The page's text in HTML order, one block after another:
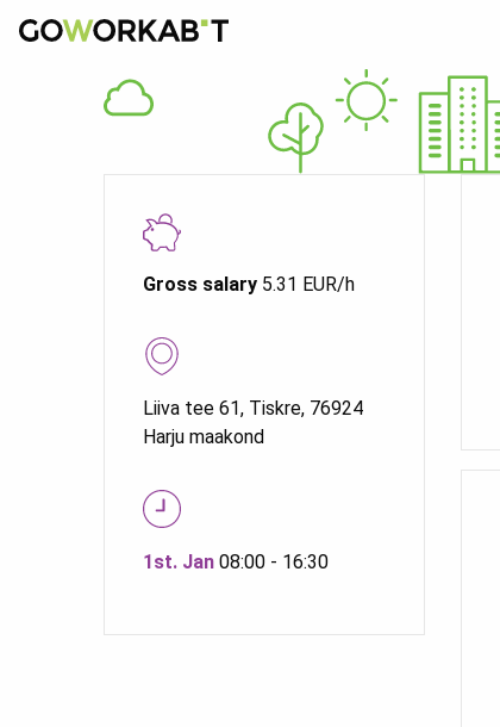
Gross salary 5.31 EUR/h
Liiva tee 61, Tiskre, 76924
Harju maakond
1st. Jan 08:00 - 16:30